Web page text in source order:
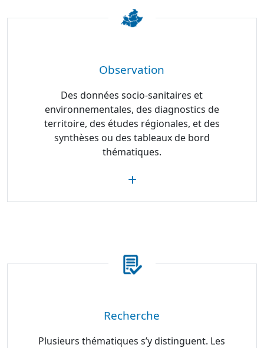
Observation
Des données socio-sanitaires et
environnementales, des diagnostics de
territoire, des études régionales, et des
synthèses ou des tableaux de bord
thématiques.
Recherche
Plusieurs thématiques s’y distinguent. Les